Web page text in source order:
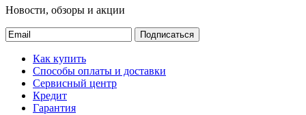
Новости, обзоры и акции
Подписаться
Как купить
Способы оплаты и доставки
Сервисный центр
Кредит
Гарантия